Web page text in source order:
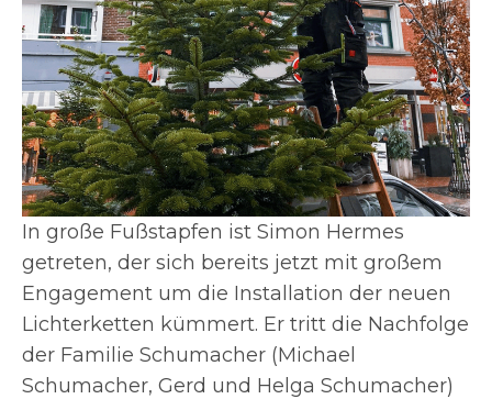
In große Fußstapfen ist Simon Hermes
getreten, der sich bereits jetzt mit großem
Engagement um die Installation der neuen
Lichterketten kümmert. Er tritt die Nachfolge
der Familie Schumacher (Michael
Schumacher, Gerd und Helga Schumacher)